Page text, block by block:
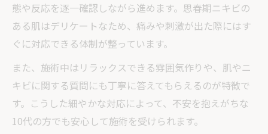
態や反応を逐一確認しながら進めます。思春期ニキビの
ある肌はデリケートなため、痛みや刺激が出た際にはす
ぐに対応できる体制が整っています。
また、施術中はリラックスできる雰囲気作りや、肌やニ
キビに関する質問にも丁寧に答えてもらえるのが特徴で
す。こうした細やかな対応によって、不安を抱えがちな
10代の方でも安心して施術を受けられます。